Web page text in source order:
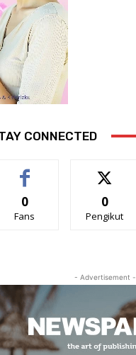
CONNECTED
0
Fans
0
Pengikut
- Advertisement -